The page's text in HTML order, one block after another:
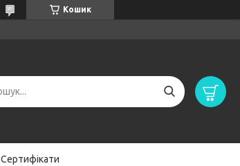
Кошик
Сертифікати